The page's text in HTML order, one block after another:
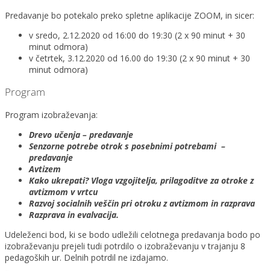
Predavanje bo potekalo preko spletne aplikacije ZOOM, in sicer:
v sredo, 2.12.2020 od 16:00 do 19:30 (2 x 90 minut + 30
minut odmora)
v četrtek, 3.12.2020 od 16.00 do 19:30 (2 x 90 minut + 30
minut odmora)
Program
Program izobraževanja:
Drevo učenja – predavanje
Senzorne potrebe otrok s posebnimi potrebami –
predavanje
Avtizem
Kako ukrepati? Vloga vzgojitelja, prilagoditve za otroke z
avtizmom v vrtcu
Razvoj socialnih veščin pri otroku z avtizmom in razprava
Razprava in evalvacija.
Udeleženci bod, ki se bodo udležili celotnega predavanja bodo po
izobraževanju prejeli tudi potrdilo o izobraževanju v trajanju 8
pedagoških ur. Delnih potrdil ne izdajamo.